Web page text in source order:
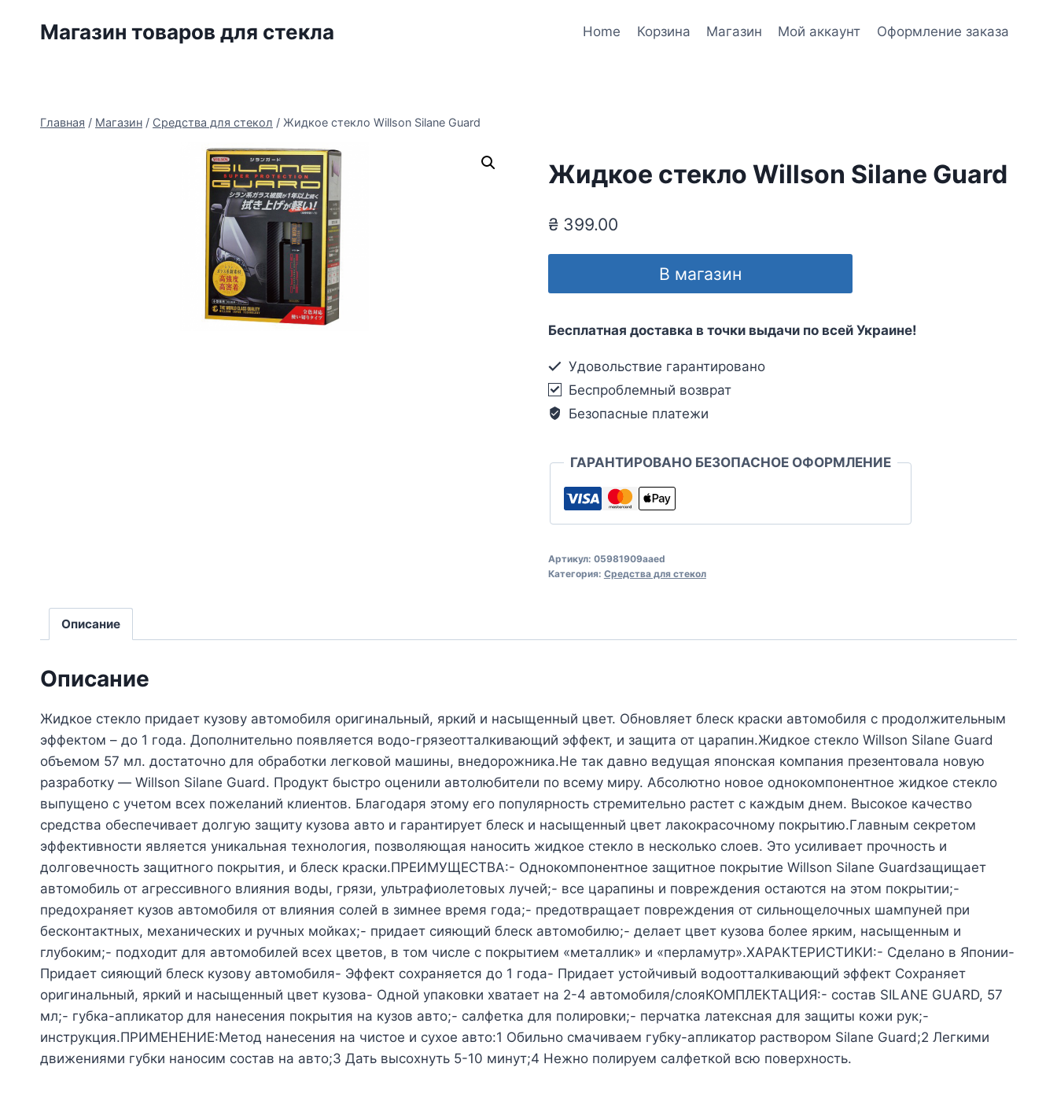
Магазин товаров для стекла Home Корзина Магазин Мой аккаунт Оформление заказа
Главная / Магазин / Средства для стекол / Жидкое стекло Willson Silane Guard
Жидкое стекло Willson Silane Guard
₴399.00
В магазин
Бесплатная доставка в точки выдачи по всей Украине!
Удовольствие гарантировано
Беспроблемный возврат
Безопасные платежи
ГАРАНТИРОВАНО БЕЗОПАСНОЕ ОФОРМЛЕНИЕ
Артикул: 05981909aaed
Категория: Средства для стекол
Описание
Описание
Жидкое стекло придает кузову автомобиля оригинальный, яркий и насыщенный цвет. Обновляет блеск краски автомобиля с продолжительным
эффектом – до 1 года. Дополнительно появляется водо-грязеотталкивающий эффект, и защита от царапин.Жидкое стекло Willson Silane Guard
объемом 57 мл. достаточно для обработки легковой машины, внедорожника.Не так давно ведущая японская компания презентовала новую
разработку — Willson Silane Guard. Продукт быстро оценили автолюбители по всему миру. Абсолютно новое однокомпонентное жидкое стекло
выпущено с учетом всех пожеланий клиентов. Благодаря этому его популярность стремительно растет с каждым днем. Высокое качество
средства обеспечивает долгую защиту кузова авто и гарантирует блеск и насыщенный цвет лакокрасочному покрытию.Главным секретом
эффективности является уникальная технология, позволяющая наносить жидкое стекло в несколько слоев. Это усиливает прочность и
долговечность защитного покрытия, и блеск краски.ПРЕИМУЩЕСТВА:- Однокомпонентное защитное покрытие Willson Silane Guardзащищает
автомобиль от агрессивного влияния воды, грязи, ультрафиолетовых лучей;- все царапины и повреждения остаются на этом покрытии;-
предохраняет кузов автомобиля от влияния солей в зимнее время года;- предотвращает повреждения от сильнощелочных шампуней при
бесконтактных, механических и ручных мойках;- придает сияющий блеск автомобилю;- делает цвет кузова более ярким, насыщенным и
глубоким;- подходит для автомобилей всех цветов, в том числе с покрытием «металлик» и «перламутр».ХАРАКТЕРИСТИКИ:- Сделано в Японии-
Придает сияющий блеск кузову автомобиля- Эффект сохраняется до 1 года- Придает устойчивый водоотталкивающий эффект Сохраняет
оригинальный, яркий и насыщенный цвет кузова- Одной упаковки хватает на 2-4 автомобиля/слояКОМПЛЕКТАЦИЯ:- состав SILANE GUARD, 57
мл;- губка-апликатор для нанесения покрытия на кузов авто;- салфетка для полировки;- перчатка латексная для защиты кожи рук;-
инструкция.ПРИМЕНЕНИЕ:Метод нанесения на чистое и сухое авто:1 Обильно смачиваем губку-апликатор раствором Silane Guard;2 Легкими
движениями губки наносим состав на авто;3 Дать высохнуть 5-10 минут;4 Нежно полируем салфеткой всю поверхность.